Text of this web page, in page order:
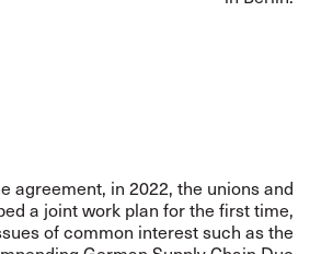
agreement, in 2022, the unions and
a joint work plan for the first time,
of common interest such as the